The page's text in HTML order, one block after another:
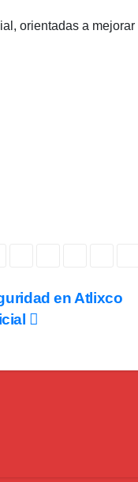
orientadas a mejorar
en Atlixco